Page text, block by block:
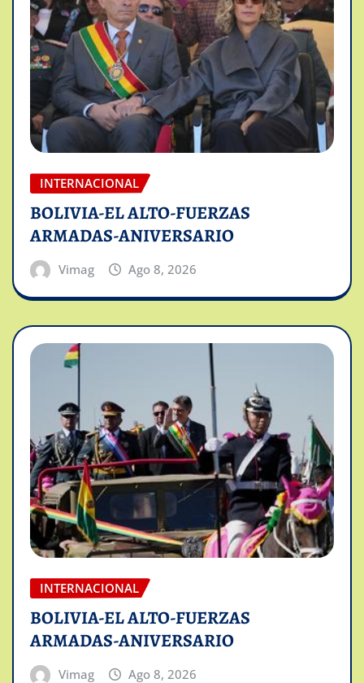
INTERNACIONAL
BOLIVIA-EL ALTO-FUERZAS
ARMADAS-ANIVERSARIO
Vimag Ago 8, 2026
INTERNACIONAL
BOLIVIA-EL ALTO-FUERZAS
ARMADAS-ANIVERSARIO
Vimag Ago 8, 2026